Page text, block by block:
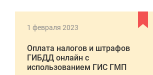
1 февраля 2023
Оплата налогов и штрафов
ГИБДД онлайн с
использованием ГИС ГМП